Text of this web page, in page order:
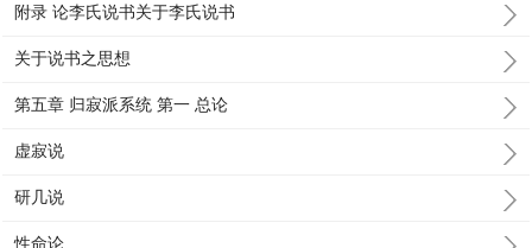
附录 论李氏说书关于李氏说书
关于说书之思想
第五章 归寂派系统 第一 总论
虚寂说
研几说
性命论